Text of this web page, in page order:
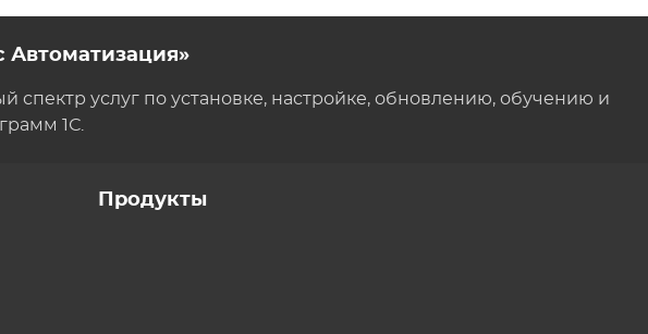
Автоматизация»
спектр услуг по установке, настройке, обновлению, обучению и
1С.
Продукты